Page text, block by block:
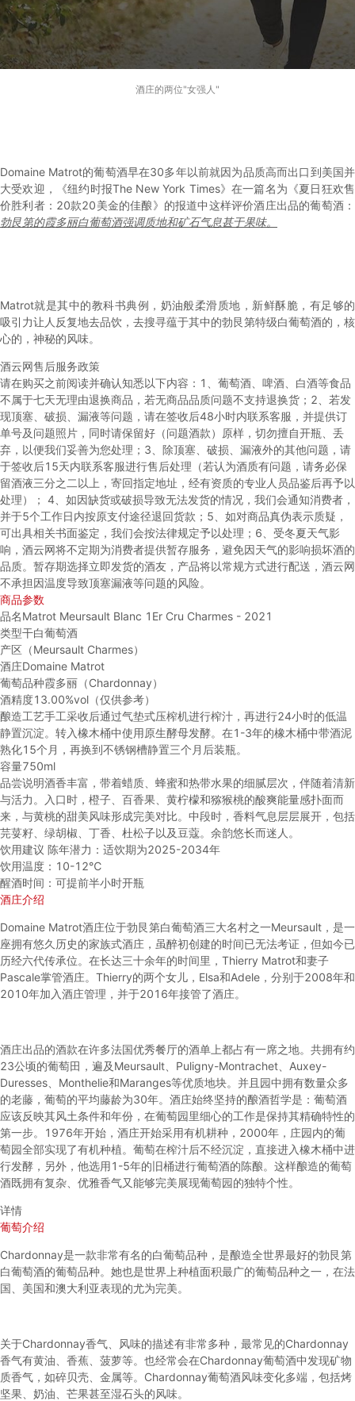
酒庄的两位"女强人"
Domaine Matrot的葡萄酒早在30多年以前就因为品质高而出口到美国并
大受欢迎，《纽约时报The New York Times》在一篇名为《夏日狂欢售
价胜利者：20款20美金的佳酿》的报道中这样评价酒庄出品的葡萄酒：
勃艮第的霞多丽白葡萄酒强调质地和矿石气息甚于果味。
Matrot就是其中的教科书典例，奶油般柔滑质地，新鲜酥脆，有足够的
吸引力让人反复地去品饮，去搜寻蕴于其中的勃艮第特级白葡萄酒的，核
心的，神秘的风味。
酒云网售后服务政策
请在购买之前阅读并确认知悉以下内容： 1、葡萄酒、啤酒、白酒等食品
不属于七天无理由退换商品，若无商品品质问题不支持退换货； 2、若发
现顶塞、破损、漏液等问题，请在签收后48小时内联系客服，并提供订
单号及问题照片，同时请保留好（问题酒款）原样，切勿擅自开瓶、丢
弃，以便我们妥善为您处理； 3、除顶塞、破损、漏液外的其他问题，请
于签收后15天内联系客服进行售后处理（若认为酒质有问题，请务必保
留酒液三分之二以上，寄回指定地址，经有资质的专业人员品鉴后再予以
处理）； 4、如因缺货或破损导致无法发货的情况，我们会通知消费者，
并于5个工作日内按原支付途径退回货款； 5、如对商品真伪表示质疑，
可出具相关书面鉴定，我们会按法律规定予以处理； 6、受冬夏天气影
响，酒云网将不定期为消费者提供暂存服务，避免因天气的影响损坏酒的
品质。暂存期选择立即发货的酒友，产品将以常规方式进行配送，酒云网
不承担因温度导致顶塞漏液等问题的风险。
商品参数
品名Matrot Meursault Blanc 1Er Cru Charmes - 2021
类型干白葡萄酒
产区 （Meursault Charmes）
酒庄Domaine Matrot
葡萄品种霞多丽（Chardonnay）
酒精度13.00%vol（仅供参考）
酿造工艺手工采收后通过气垫式压榨机进行榨汁，再进行24小时的低温
静置沉淀。转入橡木桶中使用原生酵母发酵。在1-3年的橡木桶中带酒泥
熟化15个月，再换到不锈钢槽静置三个月后装瓶。
容量750ml
品尝说明酒香丰富，带着蜡质、蜂蜜和热带水果的细腻层次，伴随着清新
与活力。入口时，橙子、百香果、黄柠檬和猕猴桃的酸爽能量感扑面而
来，与黄桃的甜美风味形成完美对比。中段时，香料气息层层展开，包括
芫荽籽、绿胡椒、丁香、杜松子以及豆蔻。余韵悠长而迷人。
饮用建议 陈年潜力：适饮期为2025-2034年
饮用温度：10-12℃
醒酒时间：可提前半小时开瓶
酒庄介绍
Domaine Matrot酒庄位于勃艮第白葡萄酒三大名村之一Meursault，是一
座拥有悠久历史的家族式酒庄，虽醉初创建的时间已无法考证，但如今已
历经六代传承位。在长达三十余年的时间里，Thierry Matrot和妻子
Pascale掌管酒庄。Thierry的两个女儿，Elsa和Adele，分别于2008年和
2010年加入酒庄管理，并于2016年接管了酒庄。
酒庄出品的酒款在许多法国优秀餐厅的酒单上都占有一席之地。共拥有约
23公顷的葡萄田，遍及Meursault、Puligny-Montrachet、Auxey-
Duresses、Monthelie和Maranges等优质地块。并且园中拥有数量众多
的老藤，葡萄的平均藤龄为30年。酒庄始终坚持的酿酒哲学是：葡萄酒
应该反映其风土条件和年份，在葡萄园里细心的工作是保持其精确特性的
第一步。1976年开始，酒庄开始采用有机耕种，2000年，庄园内的葡
萄园全部实现了有机种植。葡萄在榨汁后不经沉淀，直接进入橡木桶中进
行发酵，另外，他选用1-5年的旧桶进行葡萄酒的陈酿。这样酿造的葡萄
酒既拥有复杂、优雅香气又能够完美展现葡萄园的独特个性。
详情
葡萄介绍
Chardonnay是一款非常有名的白葡萄品种，是酿造全世界最好的勃艮第
白葡萄酒的葡萄品种。她也是世界上种植面积最广的葡萄品种之一，在法
国、美国和澳大利亚表现的尤为完美。
关于Chardonnay香气、风味的描述有非常多种，最常见的Chardonnay
香气有黄油、香蕉、菠萝等。也经常会在Chardonnay葡萄酒中发现矿物
质香气，如碎贝壳、金属等。Chardonnay葡萄酒风味变化多端，包括烤
坚果、奶油、芒果甚至湿石头的风味。